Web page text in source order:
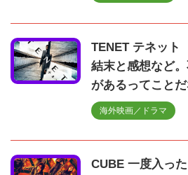
TENET テネッ
結末と感想など
があるってことだ
海外映画／ドラマ
CUBE 一度入っ